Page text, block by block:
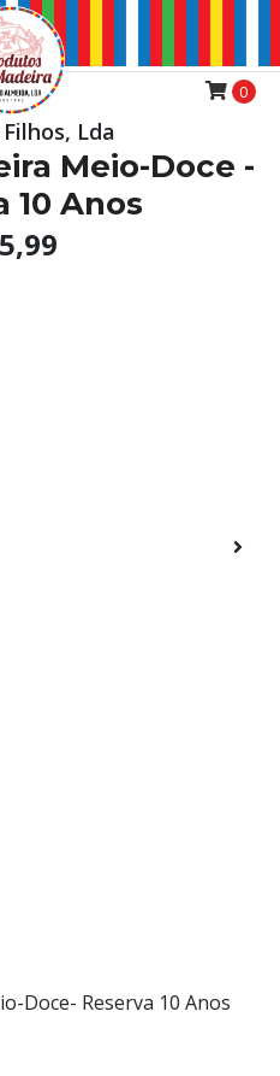
0
Filhos, Lda
Meio-Doce -
10 Anos
Doce- Reserva 10 Anos